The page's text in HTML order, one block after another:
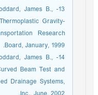
James B.,
Gravity-
Research
Board, January, 1999.
James B.,
Beam Test and
Drainage Systems,